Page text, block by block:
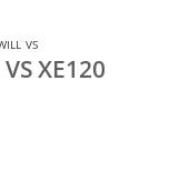
VS
XE120